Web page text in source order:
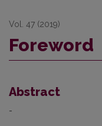
Vol. 47 (2019)
Foreword
Abstract
-